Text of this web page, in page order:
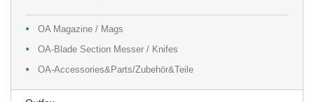
OA Magazine / Mags
OA-Blade Section Messer / Knifes
OA-Accessories&Parts/Zubehör&Teile